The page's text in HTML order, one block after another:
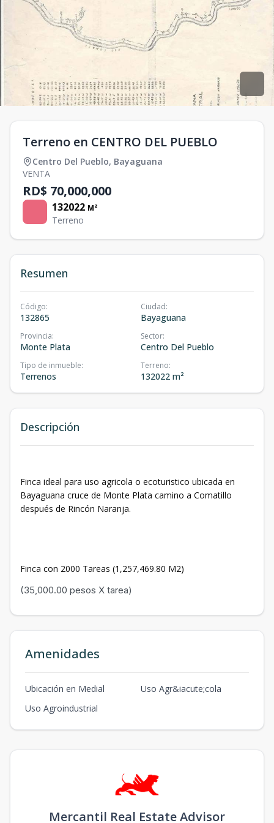
Terreno en CENTRO DEL PUEBLO
Centro Del Pueblo, Bayaguana
VENTA
RD$ 70,000,000
132022 M²
Terreno
Resumen
Código:
132865
Ciudad:
Bayaguana
Provincia:
Monte Plata
Sector:
Centro Del Pueblo
Tipo de inmueble:
Terrenos
Terreno:
132022 m²
Descripción
Finca ideal para uso agricola o ecoturistico ubicada en
Bayaguana cruce de Monte Plata camino a Comatillo
después de Rincón Naranja.
Finca con 2000 Tareas (1,257,469.80 M2)
(35,000.00 pesos X tarea)
Amenidades
Ubicación en Medial
Uso Agr&iacute;cola
Uso Agroindustrial
Mercantil Real Estate Advisor